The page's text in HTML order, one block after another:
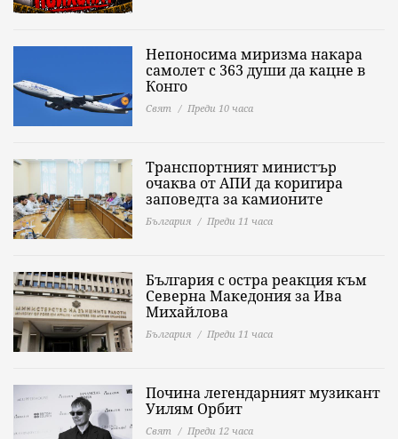
Непоносима миризма накара
самолет с 363 души да кацне в
Конго
Свят Преди 10 часа
Транспортният министър
очаква от АПИ да коригира
заповедта за камионите
България Преди 11 часа
България с остра реакция към
Северна Македония за Ива
Михайлова
България Преди 11 часа
Почина легендарният музикант
Уилям Орбит
Свят Преди 12 часа